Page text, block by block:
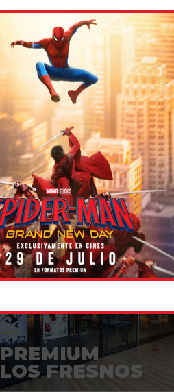
VALENCIA Dolby ATMOS·
URBAN·VOSE·
PREMIUM
PREMIUM
AQUA
GIJÓN Dolby ATMOS · VOSE ·
PREMIUM
PREMIUM
LOS FRESNOS